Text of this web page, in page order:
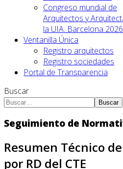
Congreso mundial de
Arquitectos y
la UIA. Barcelona 2026
Ventanilla Única
Registro arquitectos
Registro sociedades
Portal de Transparencia
Buscar
Buscar
Seguimiento de
Resumen Técnico
por RD del CTE